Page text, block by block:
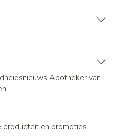
Apotheker van
producten en promoties